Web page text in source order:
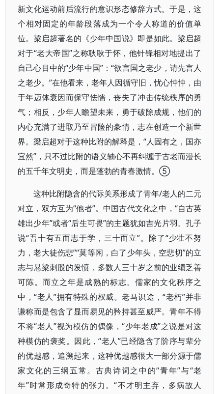
新文化运动前后流行的意识形态修辞方式。于是，这
个相对固定的年龄段落成为一个令人称道的价值单
位。梁启超著名的《少年中国说》即是如此。梁启超
对于“老大帝国”之称耿耿于怀，他针锋相对地提出了
自己心目中的“少年中国”：“欲言国之老少，请先言人
之老少。”在他看来，老年人因循守旧，忧心忡忡，由
于年迈体衰因而保守怯懦，丧失了冲击传统秩序的勇
气；相反，少年人瞻望未来，勇于破除成规，他们的
内心充满了进取乃至冒险的豪情，志在创造一个新世
界。梁启超对于这种比附的解释是，“人固有之，国亦
宜然”，只不过比附的语义轴心不再纠缠于古老而漫长
的五千年文明史，而是蓬勃的青春激情。⑤
这种比附隐含的代际关系形成了青年/老人的二元
对立，双方互为“他者”。中国古代文化之中，“自古英
雄出少年”或者“后生可畏”的主题犹如吉光片羽。孔子
说“吾十有五而志于学，三十而立”。除了“少壮不努
力，老大徒伤悲”“莫等闲，白了少年头，空悲切”的立
志与悬梁刺股的发愤，多数人三十岁之前的业绩乏善
可陈。而立之年是成熟的标志。儒家的文化秩序之
中，“老人”拥有特殊的权威。老马识途，“老朽”并非
谦称而是包含了显而易见的矜持甚至威严。青年不得
不将“老人”视为模仿的偶像，“少年老成”之说是对这
种模仿的褒奖。因此，“老人”已经隐含了阶序与辈分
的优越感，追溯起来，这种优越感很大一部分源于儒
家文化的三纲五常。古典诗词之中的“青年”与“老
年”时常形成奇特的张力。“不才明主弃，多病故人